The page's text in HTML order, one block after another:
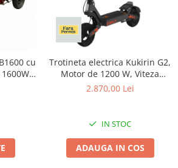
si articole
craciun
cu
Trotineta electrica Kukirin G2,
Motor de 1200 W, Viteza
Maxima 45km/h, Baterie 48V
2.870,00 Lei
IN STOC
ADAUGA IN COS